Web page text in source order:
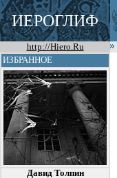
ИЕРОГЛИФ
http://Hiero.Ru
ИЗБРАННОЕ
Давид Толпин